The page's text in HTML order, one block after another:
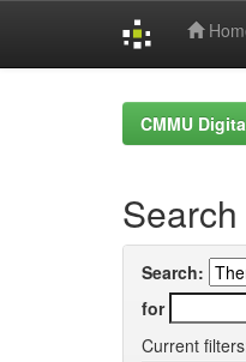
CMMU
Search
Search:
for
Current